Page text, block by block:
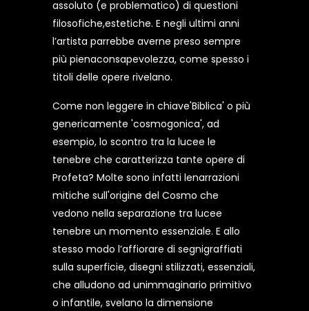
assoluto (e problematico) di questioni
filosofiche,estetiche. E negli ultimi anni
l’artista parrebbe averne preso sempre
più pienaconsapevolezza, come spesso i
titoli delle opere rivelano.
Come non leggere in chiave'Biblica' o più
genericamente 'cosmogonica', ad
esempio, lo scontro tra la lucee le
tenebre che caratterizza tante opere di
Profeta? Molte sono infatti lenarrazioni
mitiche sull'origine del Cosmo che
vedono nella separazione tra lucee
tenebre un momento essenziale. E allo
stesso modo l’affiorare di segnigraffiati
sulla superficie, disegni stilizzati, essenziali,
che alludono ad unimmaginario primitivo
o infantile, svelano la dimensione